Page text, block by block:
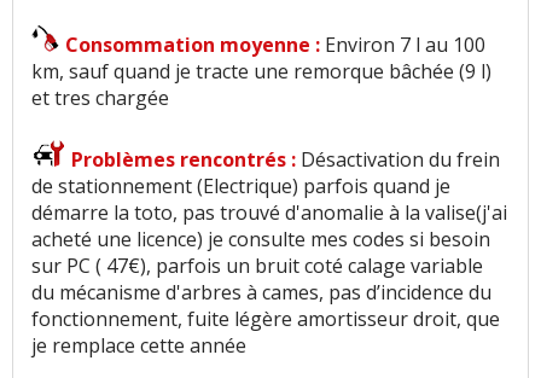
Consommation moyenne : Environ 7 l au 100
km, sauf quand je tracte une remorque bâchée (9 l)
et tres chargée
Problèmes rencontrés : Désactivation du frein
de stationnement (Electrique) parfois quand je
démarre la toto, pas trouvé d'anomalie à la valise(j'ai
acheté une licence) je consulte mes codes si besoin
sur PC ( 47€), parfois un bruit coté calage variable
du mécanisme d'arbres à cames, pas d’incidence du
fonctionnement, fuite légère amortisseur droit, que
je remplace cette année